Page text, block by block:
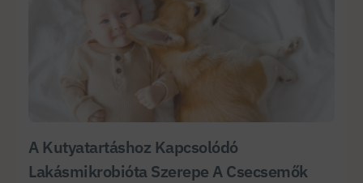
A Kutyatartáshoz Kapcsolódó
Lakásmikrobióta Szerepe A Csecsemők